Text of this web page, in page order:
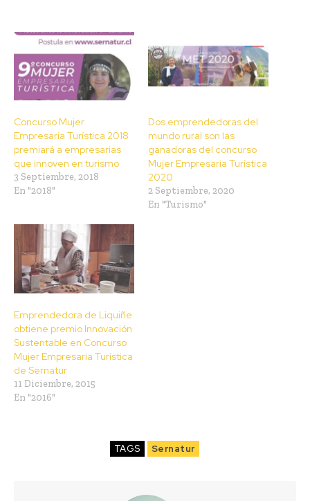
Concurso Mujer
Empresaria Turística 2018
premiará a empresarias
que innoven en turismo
3 Septiembre, 2018
En "2018"
Dos emprendedoras del
mundo rural son las
ganadoras del concurso
Mujer Empresaria Turística
2020
2 Septiembre, 2020
En "Turismo"
Emprendedora de Liquiñe
obtiene premio Innovación
Sustentable en Concurso
Mujer Empresaria Turística
de Sernatur
11 Diciembre, 2015
En "2016"
TAGS Sernatur